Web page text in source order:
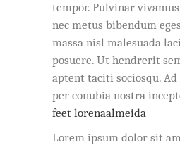
tempor. Pulvinar
nec metus bibendum
massa nisl malesuada
posuere. Ut hendrerit
aptent taciti sociosqu.
per conubia nostra
feet lorenaalmeida
Lorem ipsum dolor sit